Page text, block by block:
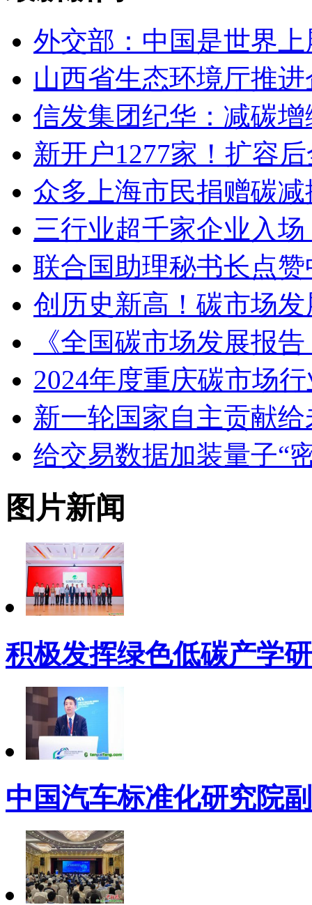
外交部：中国是世界
山西省生态环境厅推
信发集团纪华：减碳
新开户1277家！扩容
众多上海市民捐赠碳
三行业超千家企业入
联合国助理秘书长点
创历史新高！碳市场
《全国碳市场发展报
2024年度重庆碳市场
新一轮国家自主贡献
给交易数据加装量子“
图片新闻
积极发挥绿色低碳产学
中国汽车标准化研究院